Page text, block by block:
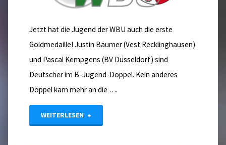
Team
Jetzt hat die Jugend der WBU auch die erste
Goldmedaille! Justin Bäumer (Vest Recklinghausen)
und Pascal Kempgens (BV Düsseldorf) sind
Deutscher im B-Jugend-Doppel. Kein anderes
Doppel kam mehr an die ….
WEITERLESEN "DM